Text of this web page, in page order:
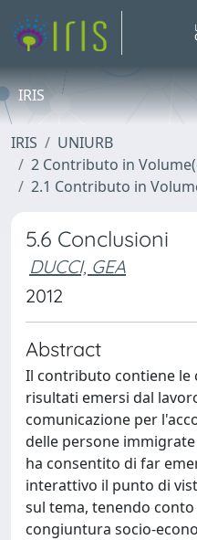
IRIS
IRIS
UNIURB
2 Contributo in
2.1 Contributo in
5.6 Conclusioni
DUCCI, GEA
2012
Abstract
Il contributo contiene le
risultati emersi dal
comunicazione per
delle persone
ha consentito di far
interattivo il punto di
sul tema, tenendo
congiuntura socio-